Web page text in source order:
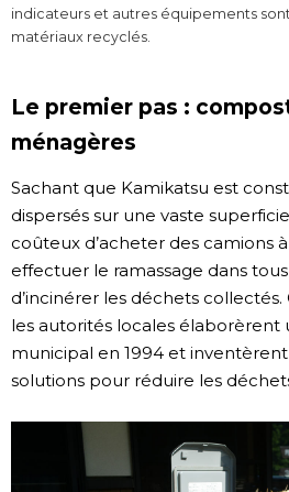
indicateurs et autres équipements
matériaux recyclés.
Le premier pas :
ménagères
Sachant que Kamikatsu est
dispersés sur une vaste
coûteux d’acheter des camions
effectuer le ramassage dans tous
d’incinérer les déchets
les autorités locales élaborèrent
municipal en 1994 et
solutions pour réduire les